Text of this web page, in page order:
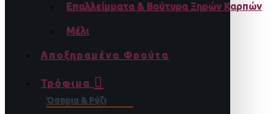
Επαλλείμματα & Βούτυρα Ξηρών Καρπών
Μέλι
Αποξηραμένα Φρούτα
Τρόφιμα
Όσπρια & Ρύζι